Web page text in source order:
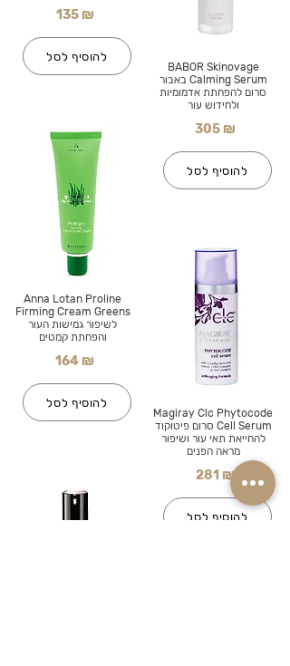
135 ₪
להוסיף לסל
Anna Lotan Proline
Firming Cream Greens
לשיפור גמישות העור
והפחתת קמטים
164 ₪
להוסיף לסל
BABOR Skinovage
Calming Serum באבור
סרום להפחתת אדמומיות
ולחידוש עור
305 ₪
להוסיף לסל
Magiray Clc Phytocode
Cell Serum סרום פיטוקוד
להחייאת תאי עור ושיפור
מראה הפנים
281 ₪
להוסיף לסל